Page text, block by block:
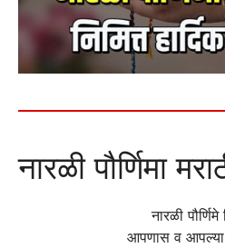
नारळी पौर्णिमा
नारळी पौर्णिमे
आपणास व